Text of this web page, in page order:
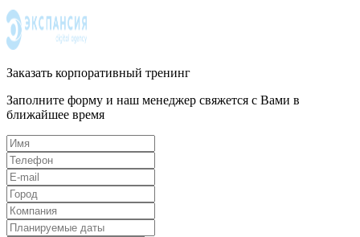
Заказать корпоративный тренинг
Заполните форму и наш менеджер свяжется с Вами в
ближайшее время